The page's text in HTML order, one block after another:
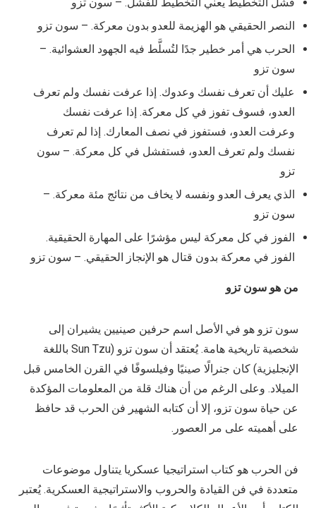
النصر الحقيقي هو الهزيمة للعدو بدون معركة. – سون تزو
الحرب هي أمر خطير جدًا لتُسلَّط فيه الجهود العشوائية. –
سون تزو
عليك أن تعرف نفسك وعدوك. إذا عرفت نفسك ولم تعرف
العدو، فسوف تفوز في كل معركة. إذا عرفت نفسك
وعرفت العدو، فستفوز في نصف المعارك. إذا لم تعرف
نفسك ولم تعرف العدو، فستفشل في كل معركة. – سون
تزو
الذي يعرف العدو ونفسه لا يخاف من نتائج مئة معركة. –
سون تزو
الفوز في كل معركة ليس مؤشرًا على المهارة الحقيقية.
الفوز في معركة بدون قتال هو الإنجاز الحقيقي. – سون تزو
من هو سون تزو
سون تزو هو في الأصل اسم حرفين صينيين يشيران إلى
شخصية تاريخية هامة. يُعتقد أن سون تزو (Sun Tzu باللغة
الإنجليزية) كان جنرالًا صينيًا وفيلسوفًا في القرن الخامس قبل
الميلاد. وعلى الرغم من أن هناك قلة من المعلومات المؤكدة
عن حياة سون تزو، إلا أن كتابه الشهير فن الحرب قد حافظ
على أهميته على مر العصور.
فن الحرب هو كتاب استراتيجيا عسكريا يتناول موضوعات
متعددة في فن القيادة والحروب والاستراتيجية العسكرية. يُعتبر